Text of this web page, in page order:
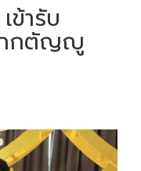
ข้ารับ
กกตัญญู